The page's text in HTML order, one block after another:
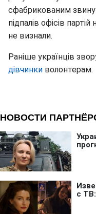
сфабрикованим
підпалів офісів
не визнали.
Раніше українців
дівчинки волонтерам.